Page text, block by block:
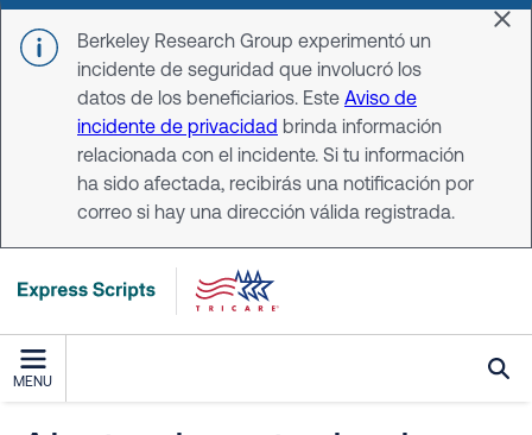
Skip to main content
Berkeley Research Group experimentó un
incidente de seguridad que involucró los
datos de los beneficiarios. Este Aviso de
incidente de privacidad brinda información
relacionada con el incidente. Si tu información
ha sido afectada, recibirás una notificación por
correo si hay una dirección válida registrada.
MENU